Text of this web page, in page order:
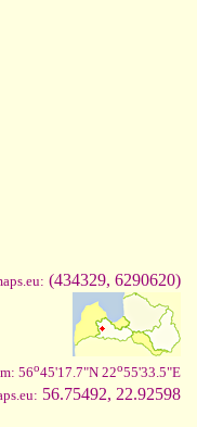
(434329, 6290620)
56o45'17.7"N 22o55'33.5"E
56.75492, 22.92598